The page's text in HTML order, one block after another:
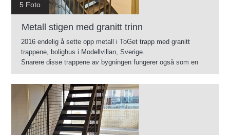
5 Foto
Metall stigen med granitt trinn
2016 endelig å sette opp metall i ToGet trapp med granitt
trappene, bolighus i Modellvillan, Sverige.
Snarere disse trappene av bygningen fungerer også som en
rømningsvei, de var belagt med flammesikkert belegg.